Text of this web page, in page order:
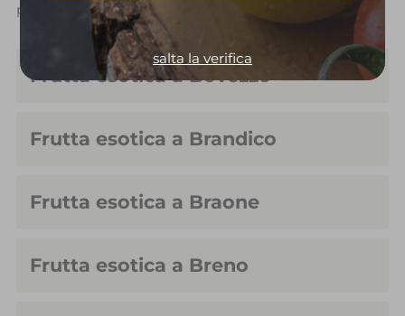
pag. 2/9 « 1 visualizza tutti
Frutta esotica a Bovezzo
Frutta esotica a Brandico
Frutta esotica a Braone
Frutta esotica a Breno
salta la verifica